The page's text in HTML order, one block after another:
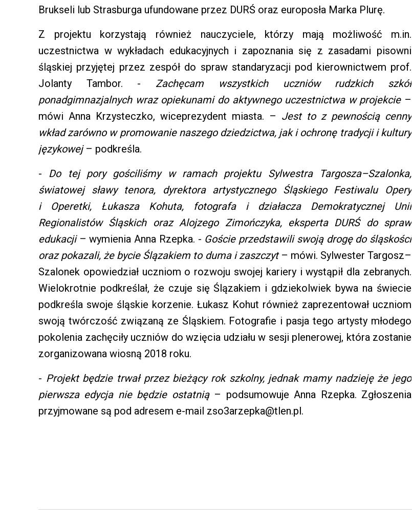
Brukseli lub Strasburga ufundowane przez DURŚ oraz europosła Marka Plurę.
Z projektu korzystają również nauczyciele, którzy mają możliwość m.in.
uczestnictwa w wykładach edukacyjnych i zapoznania się z zasadami pisowni
śląskiej przyjętej przez zespół do spraw standaryzacji pod kierownictwem prof.
Jolanty Tambor. - Zachęcam wszystkich uczniów rudzkich szkół
ponadgimnazjalnych wraz opiekunami do aktywnego uczestnictwa w projekcie–
mówi Anna Krzysteczko, wiceprezydent miasta. – Jest to z pewnością cenny
wkład zarówno w promowanie naszego dziedzictwa, jak i ochronę tradycji i kultury
językowej– podkreśla.
- Do tej pory gościliśmy w ramach projektu Sylwestra Targosza–Szalonka,
światowej sławy tenora, dyrektora artystycznego Śląskiego Festiwalu Opery
i Operetki, Łukasza Kohuta, fotografa i działacza Demokratycznej Unii
Regionalistów Śląskich oraz Alojzego Zimończyka, eksperta DURŚ do spraw
edukacji – wymienia Anna Rzepka. - Goście przedstawili swoją drogę do śląskości
oraz pokazali, że bycie Ślązakiem to duma i zaszczyt– mówi. Sylwester Targosz–
Szalonek opowiedział uczniom o rozwoju swojej kariery i wystąpił dla zebranych.
Wielokrotnie podkreślał, że czuje się Ślązakiem i gdziekolwiek bywa na świecie
podkreśla swoje śląskie korzenie. Łukasz Kohut również zaprezentował uczniom
swoją twórczość związaną ze Śląskiem. Fotografie i pasja tego artysty młodego
pokolenia zachęciły uczniów do wzięcia udziału w sesji plenerowej, która zostanie
zorganizowana wiosną 2018 roku.
- Projekt będzie trwał przez bieżący rok szkolny, jednak mamy nadzieję że jego
pierwsza edycja nie będzie ostatnią– podsumowuje Anna Rzepka. Zgłoszenia
przyjmowane są pod adresem e-mail zso3arzepka@tlen.pl.